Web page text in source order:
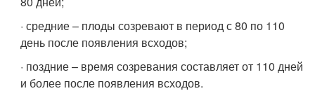
· средние – плоды созревают в период с 80 по 110
день после появления всходов;
· поздние – время созревания составляет от 110 дней
и более после появления всходов.